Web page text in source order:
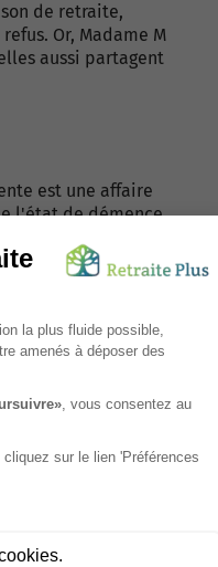
de retraite,
Or, Madame M
aussi partagent
est une affaire
l'état de démence
pas moins que
et le médecin
divergente de
de porter à une
action
un secours" est
d'amende en
contact auprès
hospitalisation,
ne doit